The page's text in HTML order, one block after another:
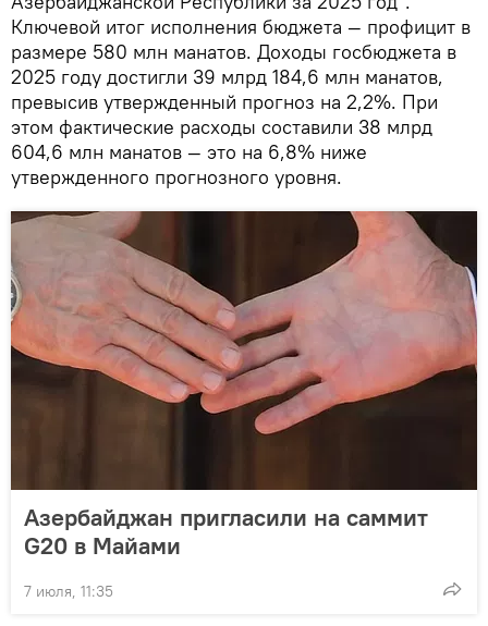
Ключевой итог исполнения бюджета — профицит в
размере 580 млн манатов. Доходы госбюджета в
2025 году достигли 39 млрд 184,6 млн манатов,
превысив утвержденный прогноз на 2,2%. При
этом фактические расходы составили 38 млрд
604,6 млн манатов — это на 6,8% ниже
утвержденного прогнозного уровня.
Азербайджан пригласили на саммит
G20 в Майами
7 июля, 11:35